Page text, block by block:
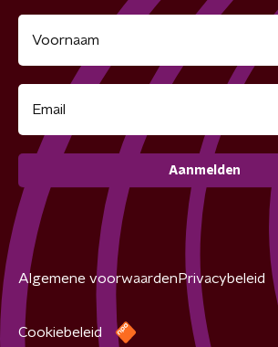
Aanmelden
Algemene voorwaarden Privacybeleid
Cookiebeleid